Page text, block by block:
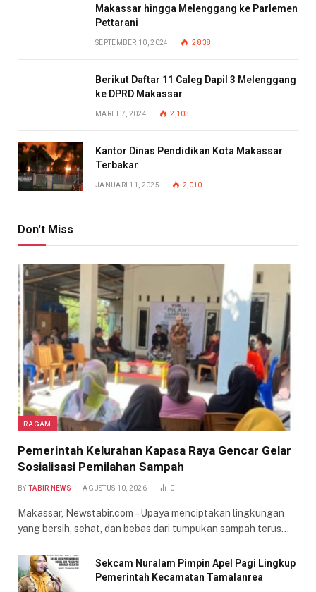
Makassar hingga Melenggang ke Parlemen
Pettarani
SEPTEMBER 10, 2024 2,838
Berikut Daftar 11 Caleg Dapil 3 Melenggang
ke DPRD Makassar
MARET 7, 2024 2,103
Kantor Dinas Pendidikan Kota Makassar
Terbakar
JANUARI 11, 2025 2,010
Don't Miss
RAGAM
Pemerintah Kelurahan Kapasa Raya Gencar Gelar
Sosialisasi Pemilahan Sampah
BY TABIR NEWS AGUSTUS 10, 2026 0
Makassar, Newstabir.com – Upaya menciptakan lingkungan
yang bersih, sehat, dan bebas dari tumpukan sampah terus…
Sekcam Nuralam Pimpin Apel Pagi Lingkup
Pemerintah Kecamatan Tamalanrea